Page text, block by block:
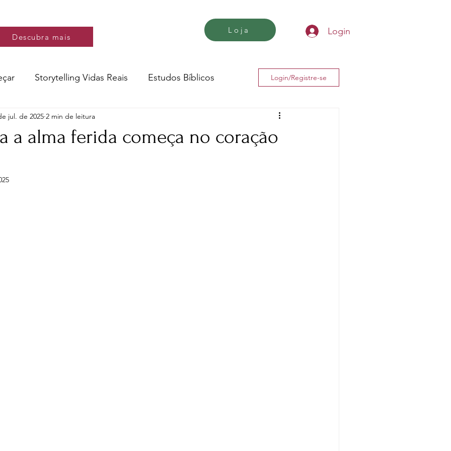
Descubra mais
Loja
Descubra mais
Login
Storytelling Vidas Reais Estudos Bíblicos
Música e video Versos
Login/Registre-se
a alma ferida começa no coração
jul. de 2025 2 min de leitura
5 estrelas.